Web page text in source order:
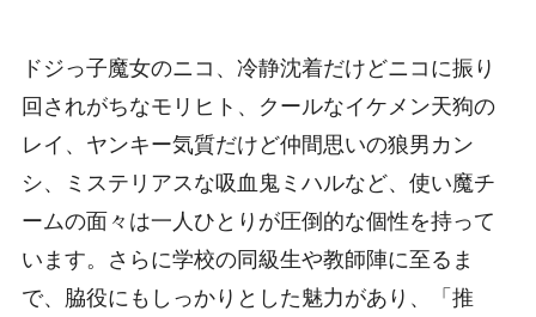
ドジっ子魔女のニコ、冷静沈着だけどニコに振り
回されがちなモリヒト、クールなイケメン天狗の
レイ、ヤンキー気質だけど仲間思いの狼男カン
シ、ミステリアスな吸血鬼ミハルなど、使い魔チ
ームの面々は一人ひとりが圧倒的な個性を持って
います。さらに学校の同級生や教師陣に至るま
で、脇役にもしっかりとした魅力があり、「推